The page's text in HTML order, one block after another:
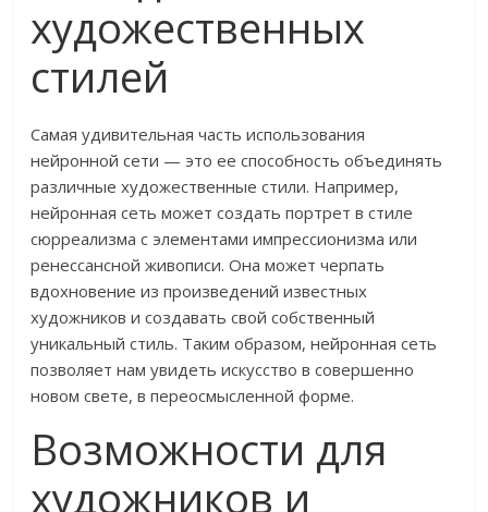
художественных
стилей
Самая удивительная часть использования
нейронной сети — это ее способность объединять
различные художественные стили. Например,
нейронная сеть может создать портрет в стиле
сюрреализма с элементами импрессионизма или
ренессансной живописи. Она может черпать
вдохновение из произведений известных
художников и создавать свой собственный
уникальный стиль. Таким образом, нейронная сеть
позволяет нам увидеть искусство в совершенно
новом свете, в переосмысленной форме.
Возможности для
художников и